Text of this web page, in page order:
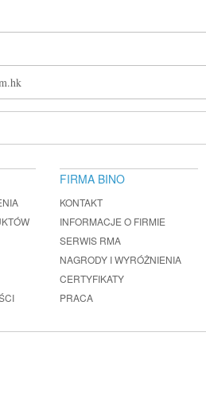
FIRMA BINO
KONTAKT
INFORMACJE O FIRMIE
SERWIS RMA
NAGRODY I WYRÓŻNIENIA
CERTYFIKATY
PRACA